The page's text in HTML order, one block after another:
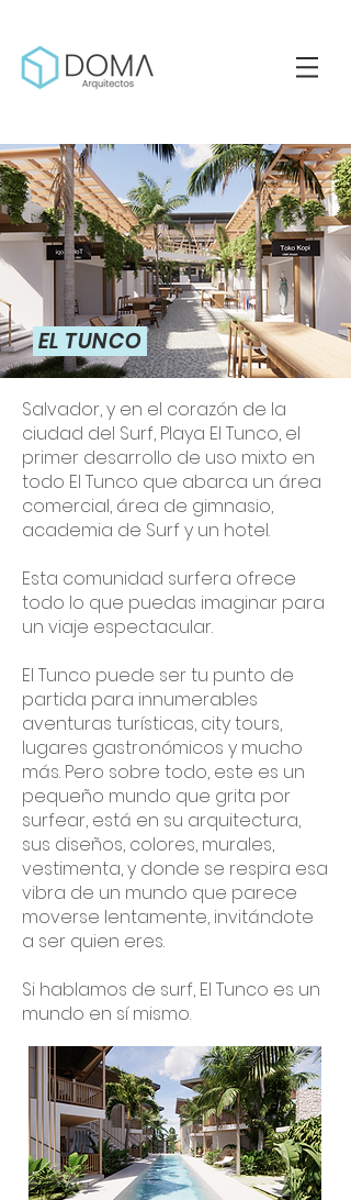
EL TUNCO
Salvador, y en el corazón de la
ciudad del Surf, Playa El Tunco, el
primer desarrollo de uso mixto en
todo El Tunco que abarca un área
comercial, área de gimnasio,
academia de Surf y un hotel.
Esta comunidad surfera ofrece
todo lo que puedas imaginar para
un viaje espectacular.
El Tunco puede ser tu punto de
partida para innumerables
aventuras turísticas, city tours,
lugares gastronómicos y mucho
más. Pero sobre todo, este es un
pequeño mundo que grita por
surfear, está en su arquitectura,
sus diseños, colores, murales,
vestimenta, y donde se respira esa
vibra de un mundo que parece
moverse lentamente, invitándote
a ser quien eres.
Si hablamos de surf, El Tunco es un
mundo en sí mismo.